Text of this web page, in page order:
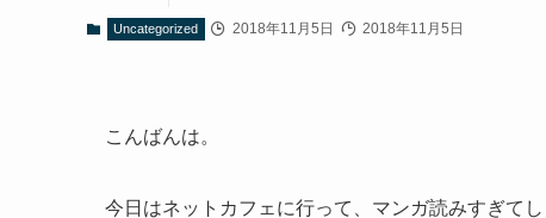
Uncategorized 2018年11月5日 2018年11月5日
こんばんは。
今日はネットカフェに行って、マンガ読みすぎてし